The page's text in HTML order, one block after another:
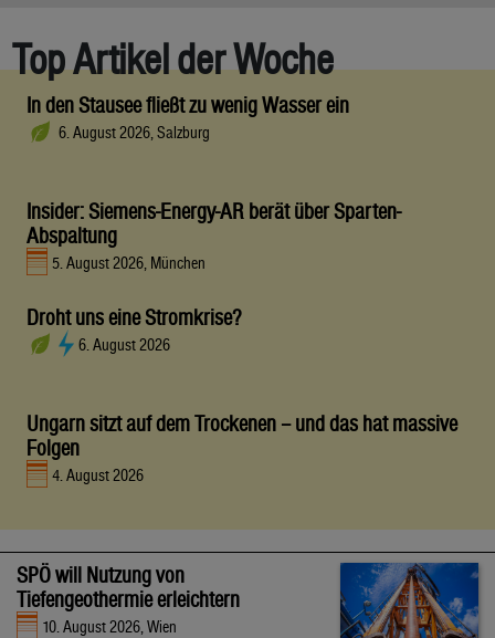
Top Artikel der Woche
In den Stausee fließt zu wenig Wasser ein
6. August 2026, Salzburg
Insider: Siemens-Energy-AR berät über Sparten-
Abspaltung
5. August 2026, München
Droht uns eine Stromkrise?
6. August 2026
Ungarn sitzt auf dem Trockenen – und das hat massive
Folgen
4. August 2026
SPÖ will Nutzung von
Tiefengeothermie erleichtern
10. August 2026, Wien